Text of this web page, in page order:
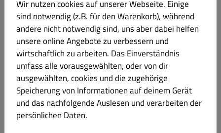
Wein Alles SUPPEN VORSPIESEN TANDOOR LEHMOFEN
Wein
Zweigelt 0,75l € 11.90
Wir nutzen cookies auf unserer Webseite. Einige
sind notwendig (z.B. für den Warenkorb), während
andere nicht notwendig sind, uns aber dabei helfen
unsere online Angebote zu verbessern und
wirtschaftlich zu arbeiten. Das Einverständnis
umfass alle vorausgewählten, oder von dir
ausgewählten, cookies und die zugehörige
Speicherung von Informationen auf deinem Gerät
und das nachfolgende Auslesen und verarbeiten der
persönlichen Daten.